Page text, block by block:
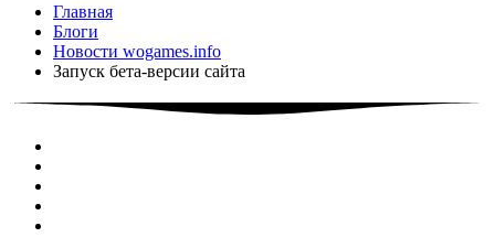
Главная
Блоги
Новости wogames.info
Запуск бета-версии сайта